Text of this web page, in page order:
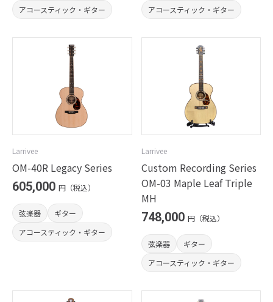
アコースティック・ギター
アコースティック・ギター
Larrivee
OM-40R Legacy Series
605,000 円（税込）
弦楽器
ギター
アコースティック・ギター
Larrivee
Custom Recording Series
OM-03 Maple Leaf Triple
MH
748,000 円（税込）
弦楽器
ギター
アコースティック・ギター